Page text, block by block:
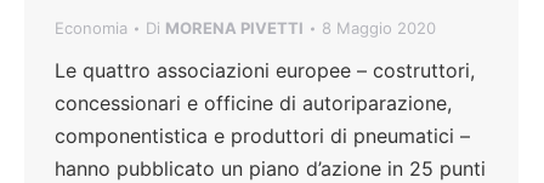
Economia Di MORENA PIVETTI 8 Maggio 2020
Le quattro associazioni europee – costruttori,
concessionari e officine di autoriparazione,
componentistica e produttori di pneumatici –
hanno pubblicato un piano d’azione in 25 punti